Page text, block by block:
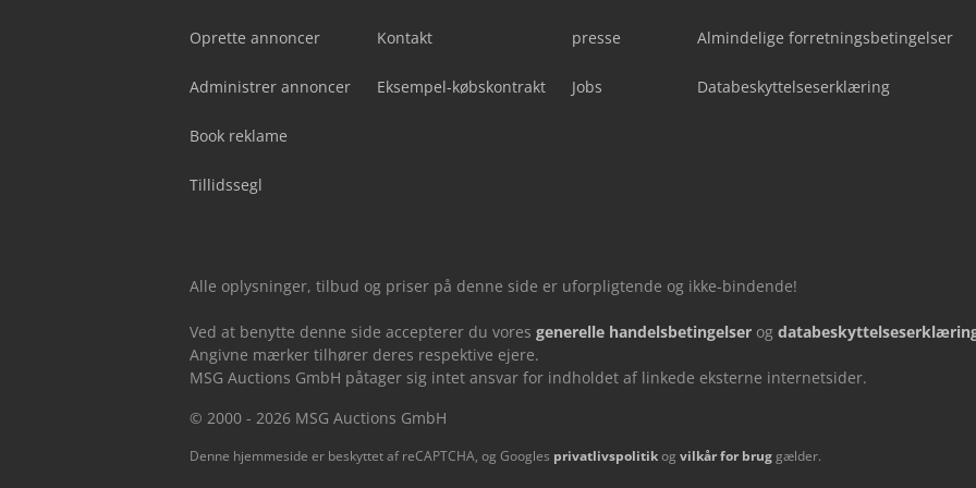
Oprette annoncer
Administrer annoncer
Book reklame
Tillidssegl
Kontakt
Eksempel-købskontrakt
presse
Jobs
Almindelige forretningsbetingelser
Databeskyttelseserklæring
Alle oplysninger, tilbud og priser på denne side er uforpligtende og ikke-bindende!
Ved at benytte denne side accepterer du vores generelle handelsbetingelser og
Angivne mærker tilhører deres respektive ejere.
MSG Auctions GmbH påtager sig intet ansvar for indholdet af linkede eksterne internetsider.
© 2000 - 2026 MSG Auctions GmbH
Denne hjemmeside er beskyttet af reCAPTCHA, og Googles privatlivspolitikog vilkår for brug gælder.